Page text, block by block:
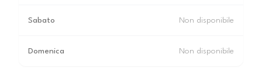
Sabato Non disponibile
Domenica Non disponibile